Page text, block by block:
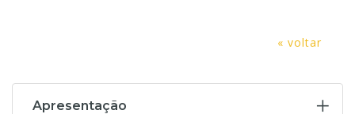
« voltar
Apresentação